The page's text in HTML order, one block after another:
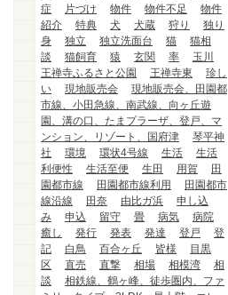
症
片づけ 物件 物件不足
物件
紹介
特典 犬 犬蔵 狩り
独り
身
独立 独立洗面台 猫
猫相
談
猫飼育 猿 玄関 率
玉川
王禅寺ふるさと公園
王禅寺東
珍し
い
現地販売会
現地販売会、田園都
市線、小田急線、南武線、向ヶ丘遊
園、溝の口、たまプラーザ、登戸、マ
ンション、リゾート、国府津
琴平神
社
環境 環状4号線 生活
生活
利便性
生活至便 生田 用賀
田
園都市線
田園都市線利用
田園都市
線沿線
田奈 由比ガ浜
申し込
み
申込 留守 畳 病気
病院
癒し
発行 発表 発達 登戸
登
記
白鳥 百合ヶ丘 皆様
目黒
区
直売 直撃 相場 相模湾
相
談
相鉄線、鶴ヶ峰、徒歩圏内、ファ